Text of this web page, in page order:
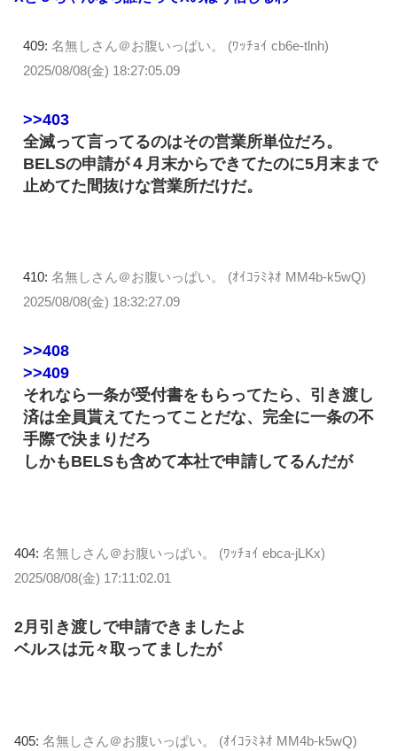
409: 名無しさん＠お腹いっぱい。 (ﾜｯﾁｮｲ cb6e-tlnh)
2025/08/08(金) 18:27:05.09
>>403
全滅って言ってるのはその営業所単位だろ。
BELSの申請が４月末からできてたのに5月末まで
止めてた間抜けな営業所だけだ。
410: 名無しさん＠お腹いっぱい。 (ｵｲｺﾗﾐﾈｵ MM4b-k5wQ)
2025/08/08(金) 18:32:27.09
>>408
>>409
それなら一条が受付書をもらってたら、引き渡し
済は全員貰えてたってことだな、完全に一条の不
手際で決まりだろ
しかもBELSも含めて本社で申請してるんだが
404: 名無しさん＠お腹いっぱい。 (ﾜｯﾁｮｲ ebca-jLKx)
2025/08/08(金) 17:11:02.01
2月引き渡しで申請できましたよ
ベルスは元々取ってましたが
405: 名無しさん＠お腹いっぱい。 (ｵｲｺﾗﾐﾈｵ MM4b-k5wQ)